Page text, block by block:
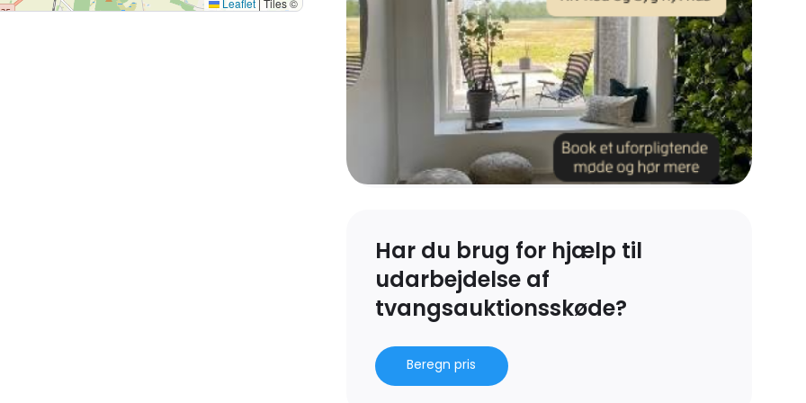
Har du brug for hjælp til
udarbejdelse af
tvangsauktionsskøde?
Beregn pris
Leaflet | Tiles ©